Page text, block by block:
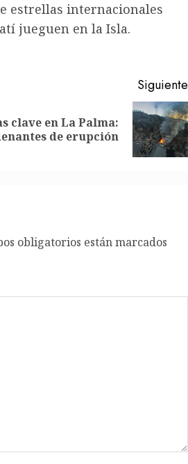
estrellas internacionales
jueguen en la Isla.
Siguiente
clave en La Palma:
de erupción
obligatorios están marcados